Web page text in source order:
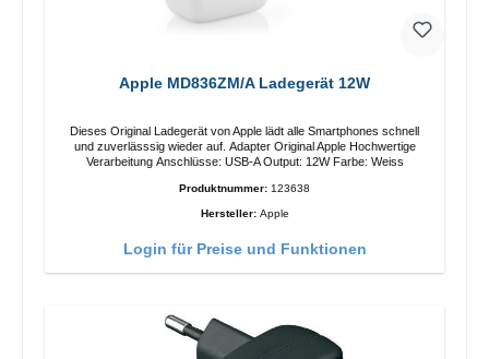
Apple MD836ZM/A Ladegerät 12W
Dieses Original Ladegerät von Apple lädt alle Smartphones schnell
und zuverlässsig wieder auf. Adapter Original Apple Hochwertige
Verarbeitung Anschlüsse: USB-A Output: 12W Farbe: Weiss
Produktnummer: 123638
Hersteller: Apple
Login für Preise und Funktionen